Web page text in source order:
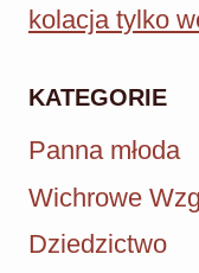
kolacja tylko
KATEGORIE
Panna młoda
Wichrowe
Dziedzictwo